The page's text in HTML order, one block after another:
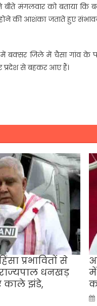
मंगलवार को बताया
की आशंका जताते हुए
बक्सर जिले में चैसा गांव के
प्रदेश से बहकर आए हैं।
प्रभावितों से
धनखड़
काले झंडे,
में